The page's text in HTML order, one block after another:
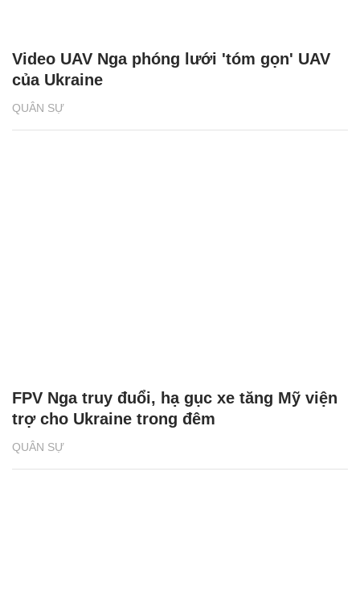
QUÂN SỰ
Video UAV Nga phóng lưới 'tóm gọn' UAV
của Ukraine
QUÂN SỰ
FPV Nga truy đuổi, hạ gục xe tăng Mỹ viện
trợ cho Ukraine trong đêm